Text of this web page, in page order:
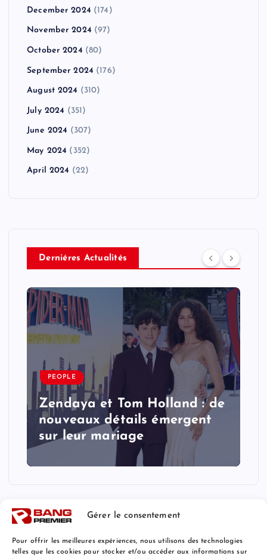
Gérer le consentement
Pour offrir les meilleures expériences, nous utilisons des technologies
telles que les cookies pour stocker et/ou accéder aux informations sur
December 2024 (174)
November 2024 (97)
October 2024 (80)
September 2024 (176)
August 2024 (310)
July 2024 (351)
June 2024 (307)
May 2024 (352)
April 2024 (22)
Derniéres Actualités
PEOPLE
Zendaya et Tom Holland : de
nouveaux détails émergent
sur leur mariage